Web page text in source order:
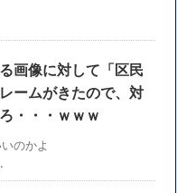
画像に対して「区民
ームがきたので、対
・・・ｗｗｗ
のかよ